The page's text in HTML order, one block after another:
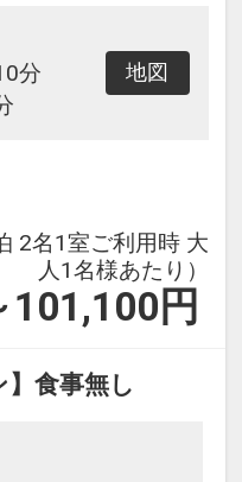
分
地図
2名1室ご利用時 大
人1名様あたり）
101,100 円
】食事無し